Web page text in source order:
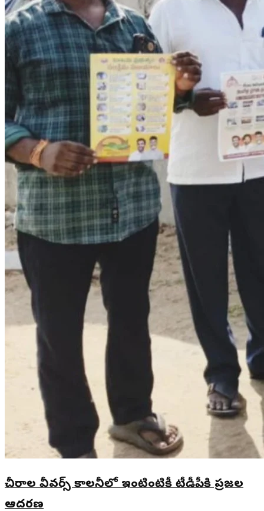
చీరాల వీవర్స్ కాలనీలో ఇంటింటికీ టీడీపీకి ప్రజల
ఆదరణ